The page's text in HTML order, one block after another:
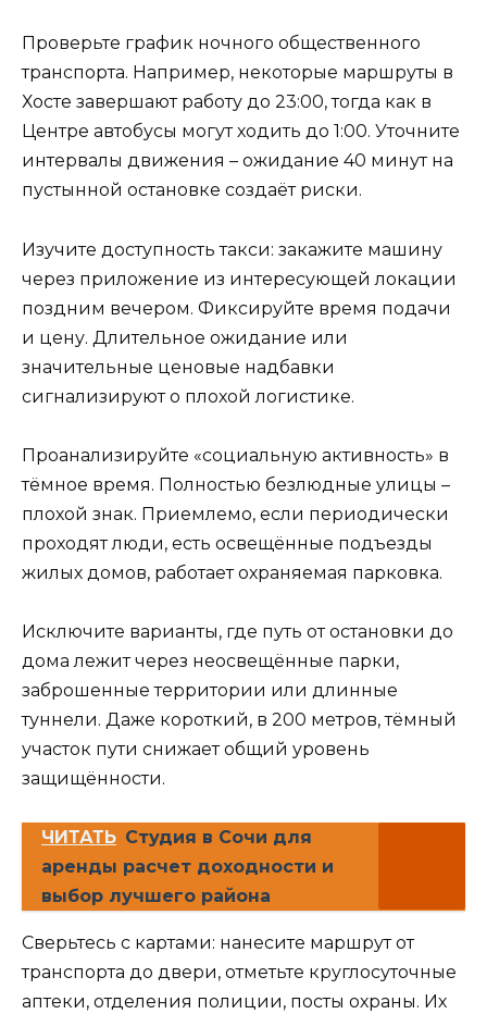
Проверьте график ночного общественного
транспорта. Например, некоторые маршруты в
Хосте завершают работу до 23:00, тогда как в
Центре автобусы могут ходить до 1:00. Уточните
интервалы движения – ожидание 40 минут на
пустынной остановке создаёт риски.
Изучите доступность такси: закажите машину
через приложение из интересующей локации
поздним вечером. Фиксируйте время подачи
и цену. Длительное ожидание или
значительные ценовые надбавки
сигнализируют о плохой логистике.
Проанализируйте «социальную активность» в
тёмное время. Полностью безлюдные улицы –
плохой знак. Приемлемо, если периодически
проходят люди, есть освещённые подъезды
жилых домов, работает охраняемая парковка.
Исключите варианты, где путь от остановки до
дома лежит через неосвещённые парки,
заброшенные территории или длинные
туннели. Даже короткий, в 200 метров, тёмный
участок пути снижает общий уровень
защищённости.
ЧИТАТЬ Студия в Сочи для
аренды расчет доходности и
выбор лучшего района
Сверьтесь с картами: нанесите маршрут от
транспорта до двери, отметьте круглосуточные
аптеки, отделения полиции, посты охраны. Их